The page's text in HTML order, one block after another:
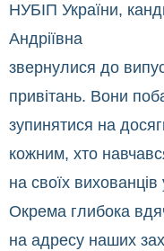
НУБІП України,
Андріївна
звернулися до
привітань. Вони
зупинятися на
кожним, хто
на своїх вихованців
Окрема глибока
на адресу наших